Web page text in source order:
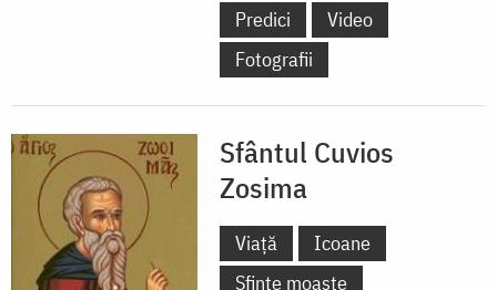
Predici
Video
Fotografii
Sfântul Cuvios
Zosima
Viață
Icoane
Sfinte moaște